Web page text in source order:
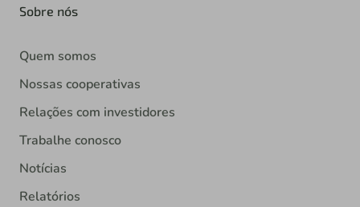
Sobre nós
Quem somos
Nossas cooperativas
Relações com investidores
Trabalhe conosco
Notícias
Relatórios